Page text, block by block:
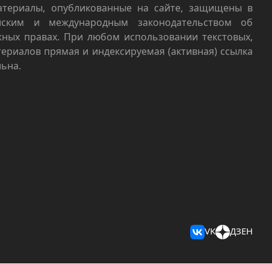
опубликованные на сайте, защищены в
и международным законодательством об
правах. При любом использовании текстовых,
прямая и индексируемая (активная) ссылка
VK ДЗЕН